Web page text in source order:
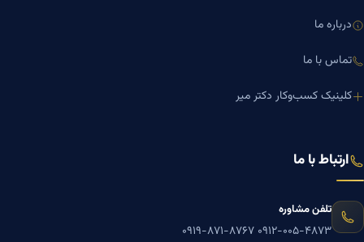
درباره ما
تماس با ما
کلینیک کسب‌وکار دکتر میر
ارتباط با ما
تلفن مشاوره
۰۹۱۲-۰۰۵-۴۸۷۳ ۰۹۱۹-۸۷۱-۸۷۶۷